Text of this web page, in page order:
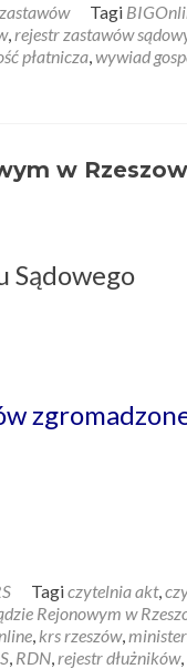
Tagi
,rejestr zastawów
płatnicza,wywiad
w
Sądowego
Tagiczytelnia akt,
Rejonowym w
, krs rzeszów,
, RDN,rejestr dłużników,